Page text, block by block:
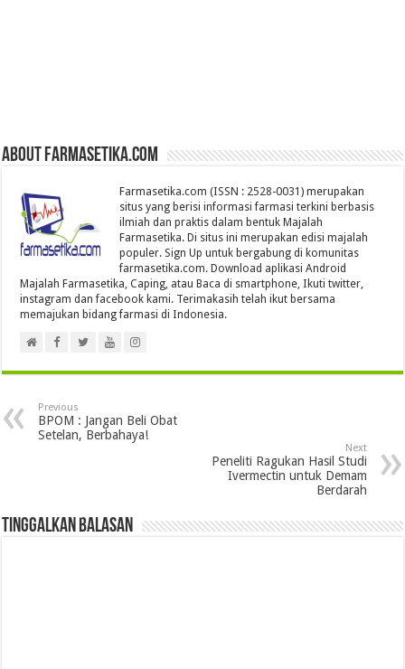
About farmasetika.com
Farmasetika.com (ISSN : 2528-0031) merupakan
situs yang berisi informasi farmasi terkini berbasis
ilmiah dan praktis dalam bentuk Majalah
Farmasetika. Di situs ini merupakan edisi majalah
populer. Sign Up untuk bergabung di komunitas
farmasetika.com. Download aplikasi Android
Majalah Farmasetika, Caping, atau Baca di smartphone, Ikuti twitter,
instagram dan facebook kami. Terimakasih telah ikut bersama
memajukan bidang farmasi di Indonesia.
Previous
BPOM : Jangan Beli Obat
Setelan, Berbahaya!
Next
Peneliti Ragukan Hasil Studi
Ivermectin untuk Demam
Berdarah
Tinggalkan Balasan